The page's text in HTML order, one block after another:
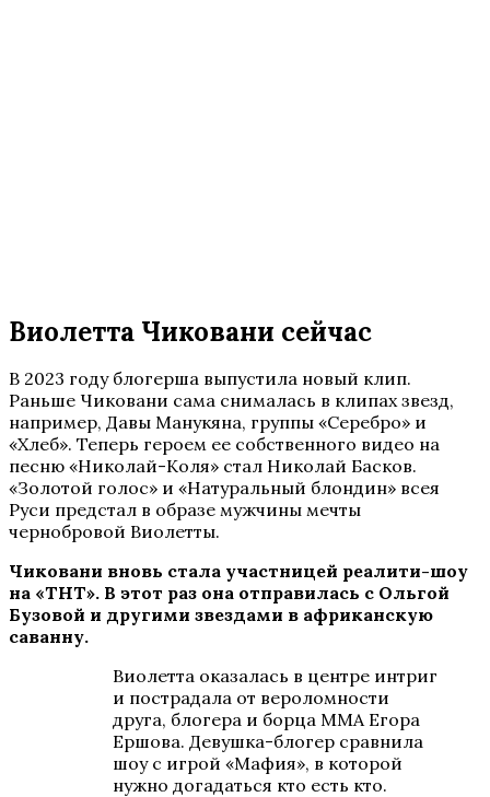
Виолетта Чиковани сейчас
В 2023 году блогерша выпустила новый клип.
Раньше Чиковани сама снималась в клипах звезд,
например, Давы Манукяна, группы «Серебро» и
«Хлеб». Теперь героем ее собственного видео на
песню «Николай-Коля» стал Николай Басков.
«Золотой голос» и «Натуральный блондин» всея
Руси предстал в образе мужчины мечты
чернобровой Виолетты.
Чиковани вновь стала участницей реалити-шоу
на «ТНТ». В этот раз она отправилась с Ольгой
Бузовой и другими звездами в африканскую
саванну.
Виолетта оказалась в центре интриг
и пострадала от вероломности
друга, блогера и борца ММА Егора
Ершова. Девушка-блогер сравнила
шоу с игрой «Мафия», в которой
нужно догадаться кто есть кто.